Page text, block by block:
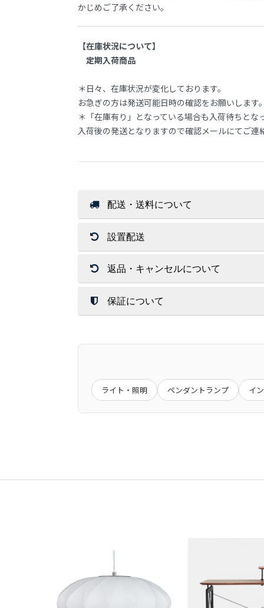
かじめご了承ください。
【在庫状況について】
定期入荷商品
＊日々、在庫状況が変化しております。
お急ぎの方は発送可能日時の確認をお願いします
＊「在庫有り」となっている場合も入荷待ちとな
入荷後の発送となりますので確認メールにてご連
配送・送料について
送 料
店内商品送料無料（一部商品を除く）
北海道・沖縄・離島はその都度お見
配送方法
通常配送
大きな商品は安全のため、玄関先ま
ご注文前に搬入経路などお確かめ下
商品によって発送元が異なる場合が
設置配送
開梱設置サービスは、配送員１～２
※お荷物の大きさによっては1名配達
北海道・沖縄・離島への配達は行っ
返品・キャンセルについて
返 品
お客様都合（サイズ/色味/木目/イメ
一定期間経過後はキャンセル料をい
商品発送後のキャンセルできません
保証について
記載が無いものにつきましては、６
業務用として使用したことによる故
ライト・照明 ペンダントランプ イ